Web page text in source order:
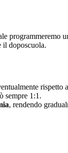
programmeremo
il doposcuola.
sempre 1:1.
, rendendo